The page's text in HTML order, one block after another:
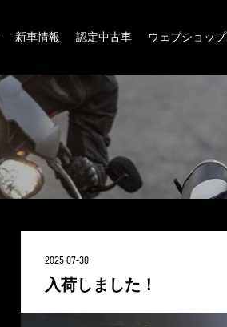
新車情報 認定中古車 ウェブショップ
2025 07-30
入荷しました！